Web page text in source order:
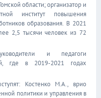
области; организатор и
институт повышения
образования. В 2021
2,5 тысячи человек из 72
и педагоги
где в 2019-2021 годах
Костенко М.А., врио
политики и управления в